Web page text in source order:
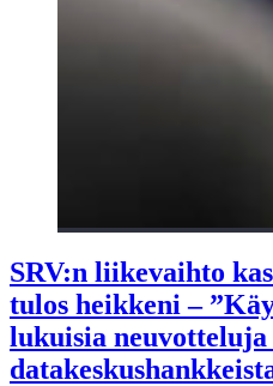
SRV:n liikevaihto
tulos heikkeni –
lukuisia neuvotteluja